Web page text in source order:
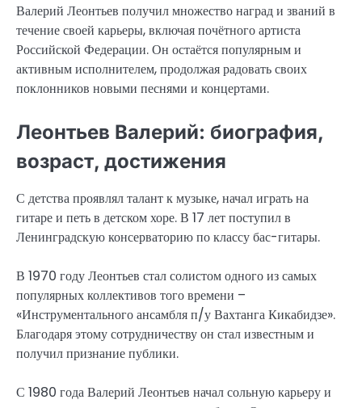
Валерий Леонтьев получил множество наград и званий в
течение своей карьеры, включая почётного артиста
Российской Федерации. Он остаётся популярным и
активным исполнителем, продолжая радовать своих
поклонников новыми песнями и концертами.
Леонтьев Валерий: биография,
возраст, достижения
С детства проявлял талант к музыке, начал играть на
гитаре и петь в детском хоре. В 17 лет поступил в
Ленинградскую консерваторию по классу бас-гитары.
В 1970 году Леонтьев стал солистом одного из самых
популярных коллективов того времени –
«Инструментального ансамбля п/у Вахтанга Кикабидзе».
Благодаря этому сотрудничеству он стал известным и
получил признание публики.
С 1980 года Валерий Леонтьев начал сольную карьеру и